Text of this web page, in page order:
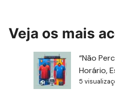
Veja os mais
“Não
Horário,
5